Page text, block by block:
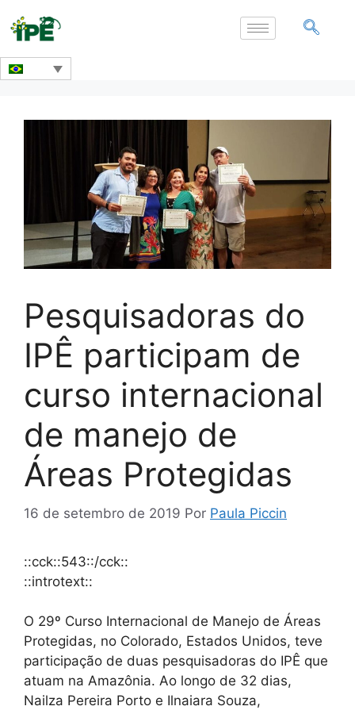
Pesquisadoras do
IPÊ participam de
curso internacional
de manejo de
Áreas Protegidas
16 de setembro de 2019 Por Paula Piccin
::cck::543::/cck::
::introtext::
O 29º Curso Internacional de Manejo de Áreas
Protegidas, no Colorado, Estados Unidos, teve
participação de duas pesquisadoras do IPÊ que
atuam na Amazônia. Ao longo de 32 dias,
Nailza Pereira Porto e Ilnaiara Souza,